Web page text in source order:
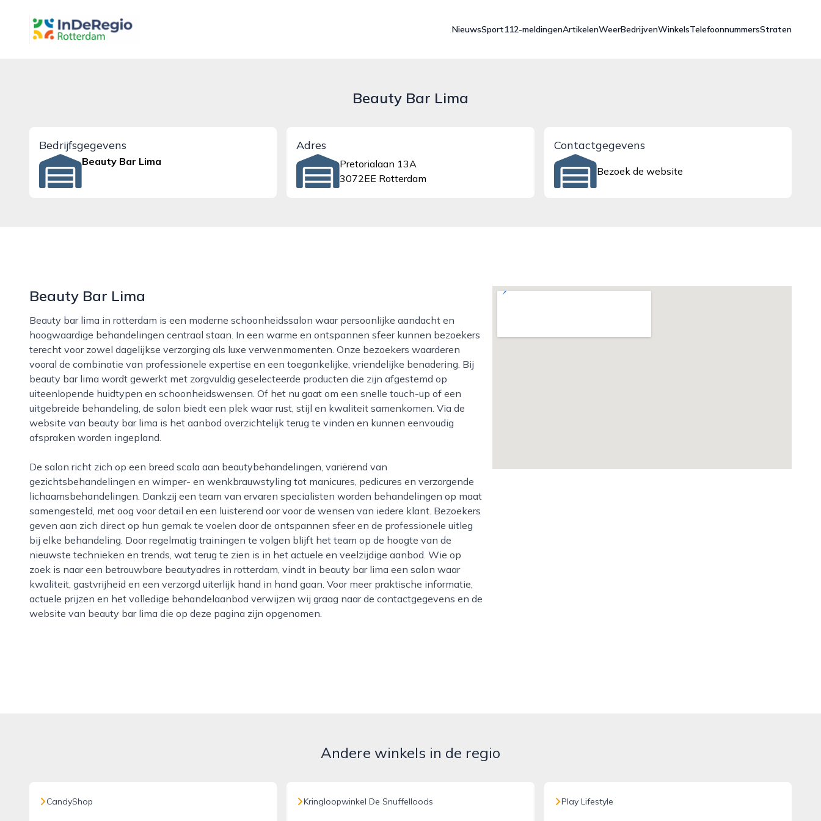
inderegiorotterdam.nl
NieuwsSport112-meldingenArtikelenWeerBedrijvenWinkelsTelefoonnummersStraten
Beauty Bar Lima
Bedrijfsgegevens
Beauty Bar Lima
Adres
Pretorialaan 13A
3072EE Rotterdam
Contactgegevens
Bezoek de website
Beauty Bar Lima
Beauty bar lima in rotterdam is een moderne schoonheidssalon waar persoonlijke aandacht en
hoogwaardige behandelingen centraal staan. In een warme en ontspannen sfeer kunnen bezoekers
terecht voor zowel dagelijkse verzorging als luxe verwenmomenten. Onze bezoekers waarderen
vooral de combinatie van professionele expertise en een toegankelijke, vriendelijke benadering. Bij
beauty bar lima wordt gewerkt met zorgvuldig geselecteerde producten die zijn afgestemd op
uiteenlopende huidtypen en schoonheidswensen. Of het nu gaat om een snelle touch-up of een
uitgebreide behandeling, de salon biedt een plek waar rust, stijl en kwaliteit samenkomen. Via de
website van beauty bar lima is het aanbod overzichtelijk terug te vinden en kunnen eenvoudig
afspraken worden ingepland.
De salon richt zich op een breed scala aan beautybehandelingen, variërend van
gezichtsbehandelingen en wimper- en wenkbrauwstyling tot manicures, pedicures en verzorgende
lichaamsbehandelingen. Dankzij een team van ervaren specialisten worden behandelingen op maat
samengesteld, met oog voor detail en een luisterend oor voor de wensen van iedere klant. Bezoekers
geven aan zich direct op hun gemak te voelen door de ontspannen sfeer en de professionele uitleg
bij elke behandeling. Door regelmatig trainingen te volgen blijft het team op de hoogte van de
nieuwste technieken en trends, wat terug te zien is in het actuele en veelzijdige aanbod. Wie op
zoek is naar een betrouwbare beautyadres in rotterdam, vindt in beauty bar lima een salon waar
kwaliteit, gastvrijheid en een verzorgd uiterlijk hand in hand gaan. Voor meer praktische informatie,
actuele prijzen en het volledige behandelaanbod verwijzen wij graag naar de contactgegevens en de
website van beauty bar lima die op deze pagina zijn opgenomen.
Andere winkels in de regio
CandyShop Kringloopwinkel De Snuffelloods Play Lifestyle